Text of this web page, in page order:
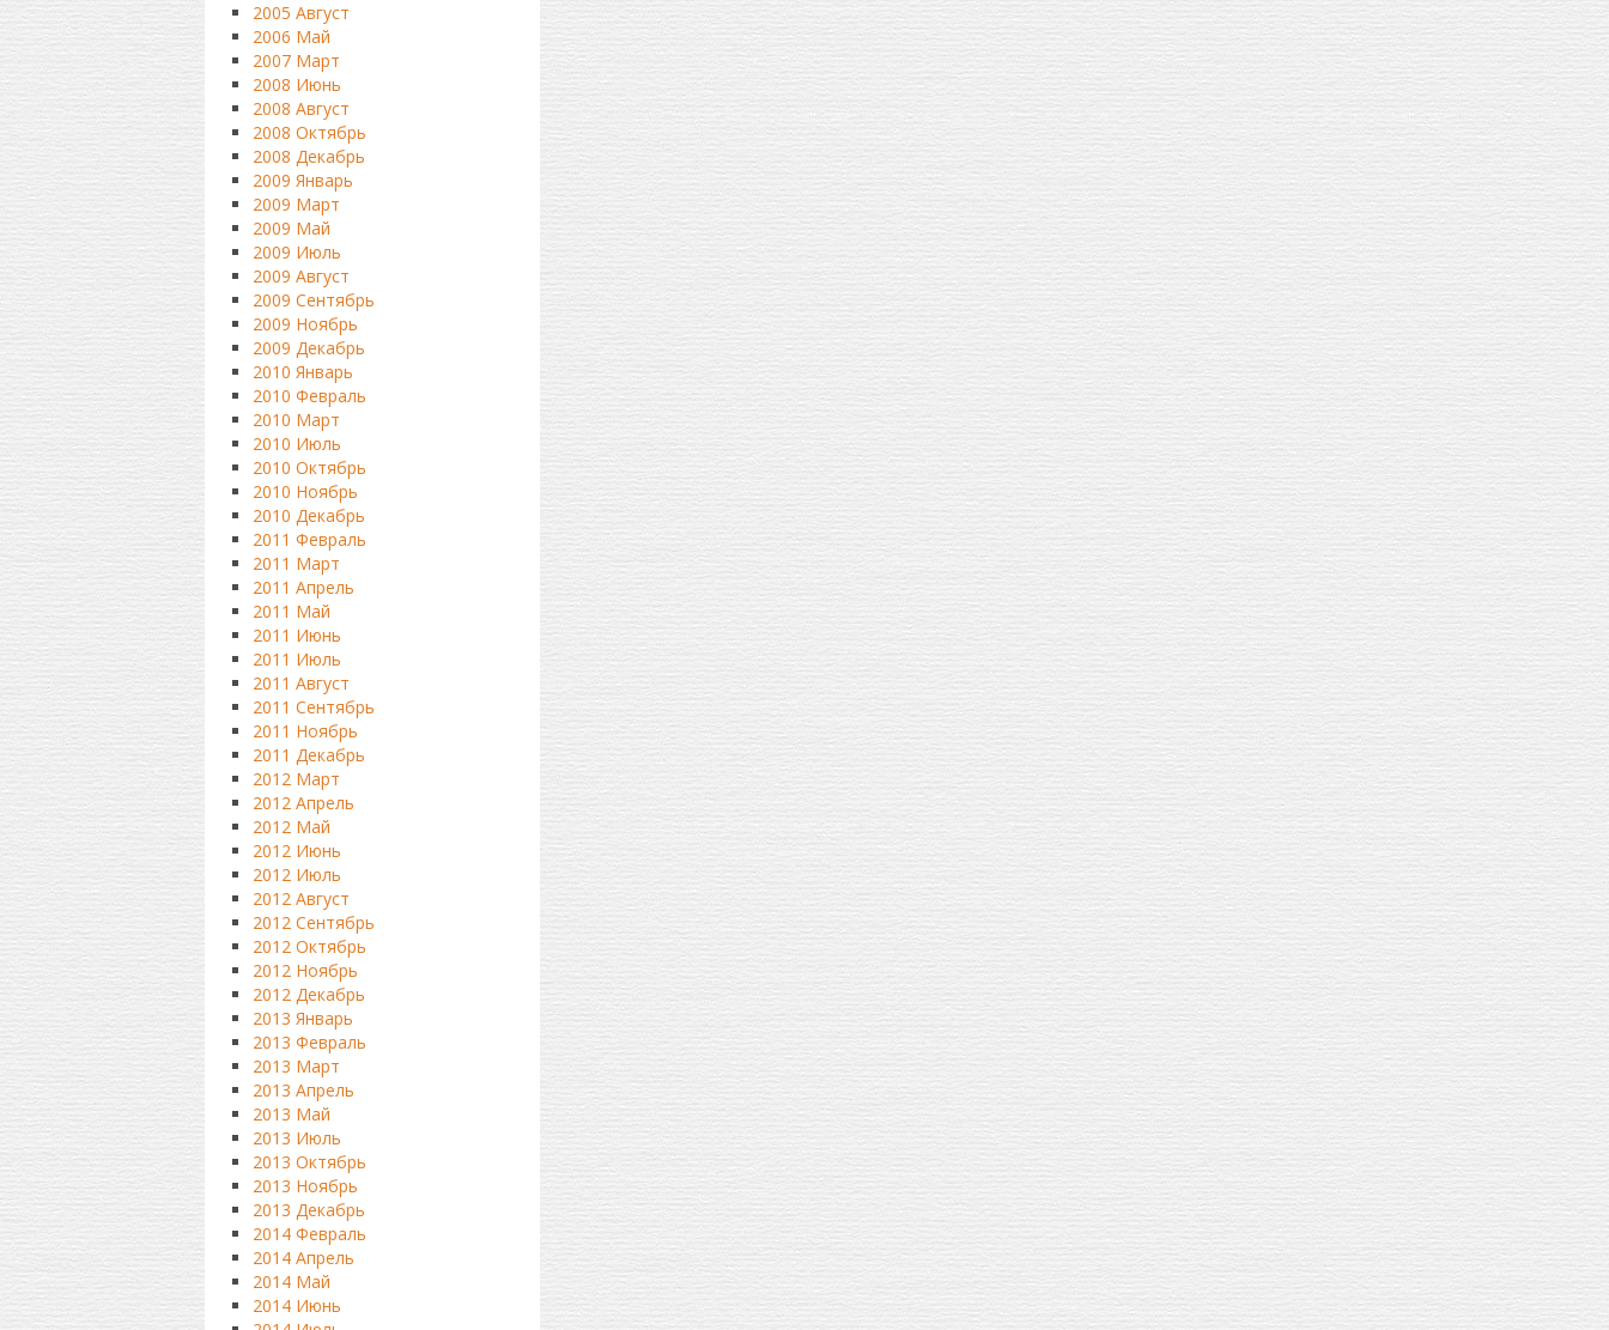
2005 Август
2006 Май
2007 Март
2008 Июнь
2008 Август
2008 Октябрь
2008 Декабрь
2009 Январь
2009 Март
2009 Май
2009 Июль
2009 Август
2009 Сентябрь
2009 Ноябрь
2009 Декабрь
2010 Январь
2010 Февраль
2010 Март
2010 Июль
2010 Октябрь
2010 Ноябрь
2010 Декабрь
2011 Февраль
2011 Март
2011 Апрель
2011 Май
2011 Июнь
2011 Июль
2011 Август
2011 Сентябрь
2011 Ноябрь
2011 Декабрь
2012 Март
2012 Апрель
2012 Май
2012 Июнь
2012 Июль
2012 Август
2012 Сентябрь
2012 Октябрь
2012 Ноябрь
2012 Декабрь
2013 Январь
2013 Февраль
2013 Март
2013 Апрель
2013 Май
2013 Июль
2013 Октябрь
2013 Ноябрь
2013 Декабрь
2014 Февраль
2014 Апрель
2014 Май
2014 Июнь